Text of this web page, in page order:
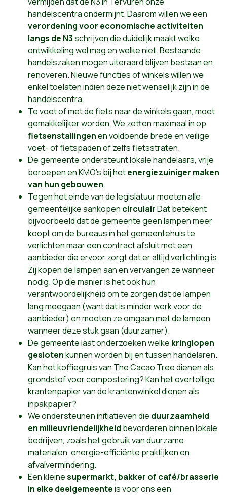
handelscentra ondermijnt. Daarom willen we een
verordening voor economische activiteiten
langs de N3schrijven die duidelijk maakt welke
ontwikkeling wel mag en welke niet. Bestaande
handelszaken mogen uiteraard blijven bestaan en
renoveren. Nieuwe functies of winkels willen we
enkel toelaten indien deze niet wenselijk zijn in de
handelscentra.
Te voet of met de fiets naar de winkels gaan, moet
gemakkelijker worden. We zetten maximaal in op
fietsenstallingenen voldoende brede en veilige
voet- of fietspaden of zelfs fietsstraten.
De gemeente ondersteunt lokale handelaars, vrije
beroepen en KMO’s bij hetenergiezuiniger maken
van hun gebouwen.
Tegen het einde van de legislatuur moeten alle
gemeentelijke aankopen circulairDat betekent
bijvoorbeeld dat de gemeente geen lampen meer
koopt om de bureaus in het gemeentehuis te
verlichten maar een contract afsluit met een
aanbieder die ervoor zorgt dat er altijd verlichting is.
Zij kopen de lampen aan en vervangen ze wanneer
nodig. Op die manier is het ook hun
verantwoordelijkheid om te zorgen dat de lampen
lang meegaan (want dat is minder werk voor de
aanbieder) en moeten ze omgaan met de lampen
wanneer deze stuk gaan (duurzamer).
De gemeente laat onderzoeken welke kringlopen
geslotenkunnen worden bij en tussen handelaren.
Kan het koffiegruis van The Cacao Tree dienen als
grondstof voor compostering? Kan het overtollige
krantenpapier van de krantenwinkel dienen als
inpakpapier?
We ondersteunen initiatieven die duurzaamheid
en milieuvriendelijkheid bevorderen binnen lokale
bedrijven, zoals het gebruik van duurzame
materialen, energie-efficiënte praktijken en
afvalvermindering.
Een kleinesupermarkt, bakker of café/brasserie
in elke deelgemeenteis voor ons een